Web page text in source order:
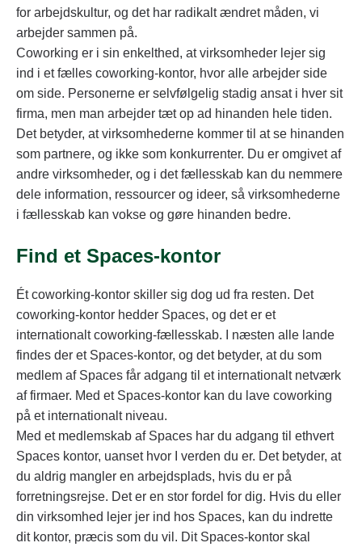
for arbejdskultur, og det har radikalt ændret måden, vi
arbejder sammen på.
Coworking er i sin enkelthed, at virksomheder lejer sig
ind i et fælles coworking-kontor, hvor alle arbejder side
om side. Personerne er selvfølgelig stadig ansat i hver sit
firma, men man arbejder tæt op ad hinanden hele tiden.
Det betyder, at virksomhederne kommer til at se hinanden
som partnere, og ikke som konkurrenter. Du er omgivet af
andre virksomheder, og i det fællesskab kan du nemmere
dele information, ressourcer og ideer, så virksomhederne
i fællesskab kan vokse og gøre hinanden bedre.
Find et Spaces-kontor
Ét coworking-kontor skiller sig dog ud fra resten. Det
coworking-kontor hedder Spaces, og det er et
internationalt coworking-fællesskab. I næsten alle lande
findes der et Spaces-kontor, og det betyder, at du som
medlem af Spaces får adgang til et internationalt netværk
af firmaer. Med et Spaces-kontor kan du lave coworking
på et internationalt niveau.
Med et medlemskab af Spaces har du adgang til ethvert
Spaces kontor, uanset hvor I verden du er. Det betyder, at
du aldrig mangler en arbejdsplads, hvis du er på
forretningsrejse. Det er en stor fordel for dig. Hvis du eller
din virksomhed lejer jer ind hos Spaces, kan du indrette
dit kontor, præcis som du vil. Dit Spaces-kontor skal